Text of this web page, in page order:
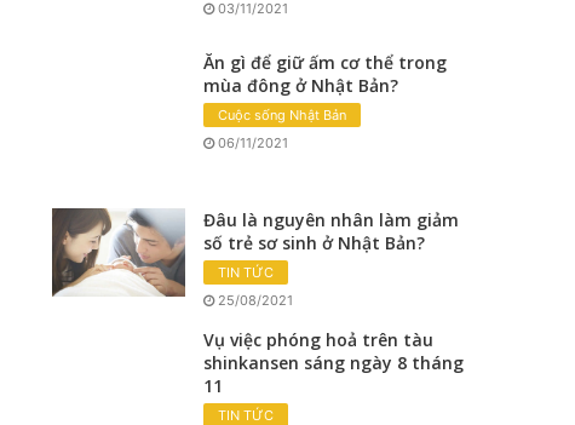
03/11/2021
Ăn gì để giữ ấm cơ thể trong
mùa đông ở Nhật Bản?
Cuộc sống Nhật Bản
06/11/2021
Đâu là nguyên nhân làm giảm
số trẻ sơ sinh ở Nhật Bản?
TIN TỨC
25/08/2021
Vụ việc phóng hoả trên tàu
shinkansen sáng ngày 8 tháng
11
TIN TỨC